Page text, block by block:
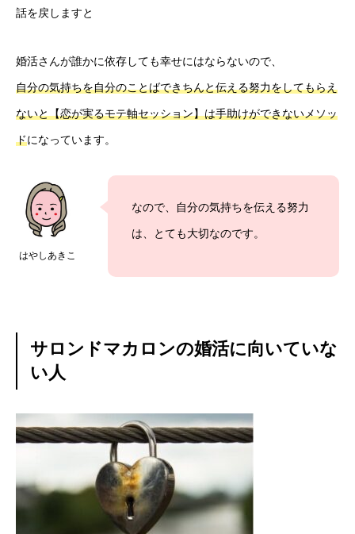
話を戻しますと
婚活さんが誰かに依存しても幸せにはならないので、
自分の気持ちを自分のことばできちんと伝える努力をしてもらえ
ないと【恋が実るモテ軸セッション】は手助けができないメソッ
ドになっています。
はやしあきこ
なので、自分の気持ちを伝える努力
は、とても大切なのです。
サロンドマカロンの婚活に向いていな
い人